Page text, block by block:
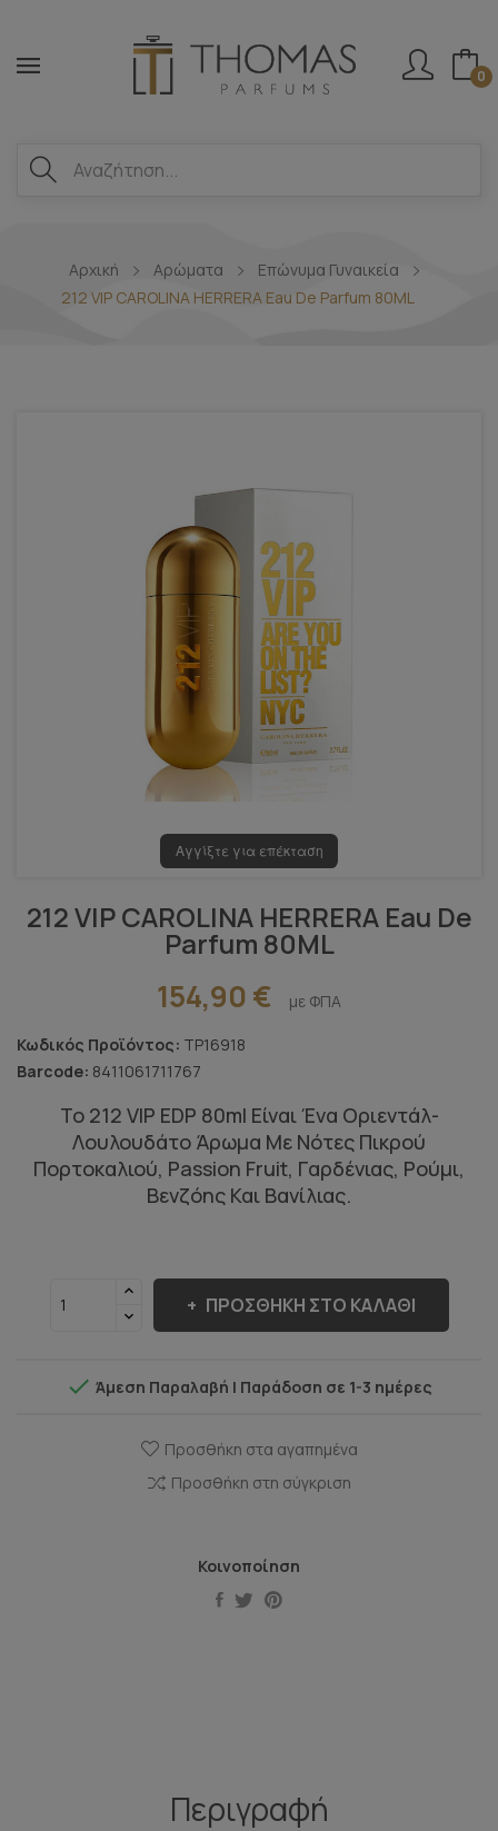
0
Αρχική Αρώματα
Επώνυμα Γυναικεία
212 VIP CAROLINA HERRERA Eau De Parfum 80ML
Αγγίξτε για επέκταση
212 VIP CAROLINA HERRERA Eau De
Parfum 80ML
154,90 € με ΦΠΑ
Κωδικός Προϊόντος: TP16918
Barcode: 8411061711767
Το 212 VIP EDP 80ml Είναι Ένα Οριεντάλ-
Λουλουδάτο Άρωμα Με Νότες Πικρού
Πορτοκαλιού, Passion Fruit, Γαρδένιας, Ρούμι,
Βενζόης Και Βανίλιας.
ΠΡΟΣΘΉΚΗ ΣΤΟ ΚΑΛΆΘΙ
 Άμεση Παραλαβή | Παράδοση σε 1-3 ημέρες
Προσθήκη στα αγαπημένα
Προσθήκη στη σύγκριση
Κοινοποίηση
Περιγραφή